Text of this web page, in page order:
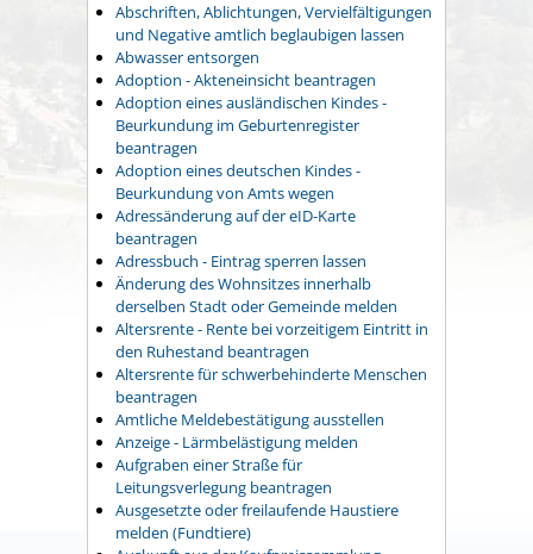
Abschriften, Ablichtungen, Vervielfältigungen
und Negative amtlich beglaubigen lassen
Abwasser entsorgen
Adoption - Akteneinsicht beantragen
Adoption eines ausländischen Kindes -
Beurkundung im Geburtenregister
beantragen
Adoption eines deutschen Kindes -
Beurkundung von Amts wegen
Adressänderung auf der eID-Karte
beantragen
Adressbuch - Eintrag sperren lassen
Änderung des Wohnsitzes innerhalb
derselben Stadt oder Gemeinde melden
Altersrente - Rente bei vorzeitigem Eintritt in
den Ruhestand beantragen
Altersrente für schwerbehinderte Menschen
beantragen
Amtliche Meldebestätigung ausstellen
Anzeige - Lärmbelästigung melden
Aufgraben einer Straße für
Leitungsverlegung beantragen
Ausgesetzte oder freilaufende Haustiere
melden (Fundtiere)